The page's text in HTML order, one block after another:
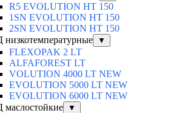
R5 EVOLUTION HT 150
1SN EVOLUTION HT 150
2SN EVOLUTION HT 150
низкотемпературные
▼
FLEXOPAK 2 LT
ALFAFOREST LT
VOLUTION 4000 LT NEW
EVOLUTION 5000 LT NEW
EVOLUTION 6000 LT NEW
маслостойкие
▼